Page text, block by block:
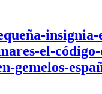
insignia-
el-
gemelos-